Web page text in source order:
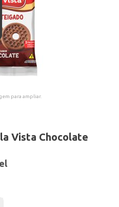
para ampliar.
Vista Chocolate